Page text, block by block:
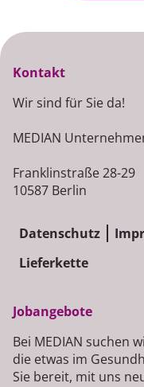
Kontakt
Wir sind für Sie da!
MEDIAN
Franklinstraße 28-29
10587 Berlin
Datenschutz
Lieferkette
Jobangebote
Bei MEDIAN suchen
die etwas im
Sie bereit, mit uns